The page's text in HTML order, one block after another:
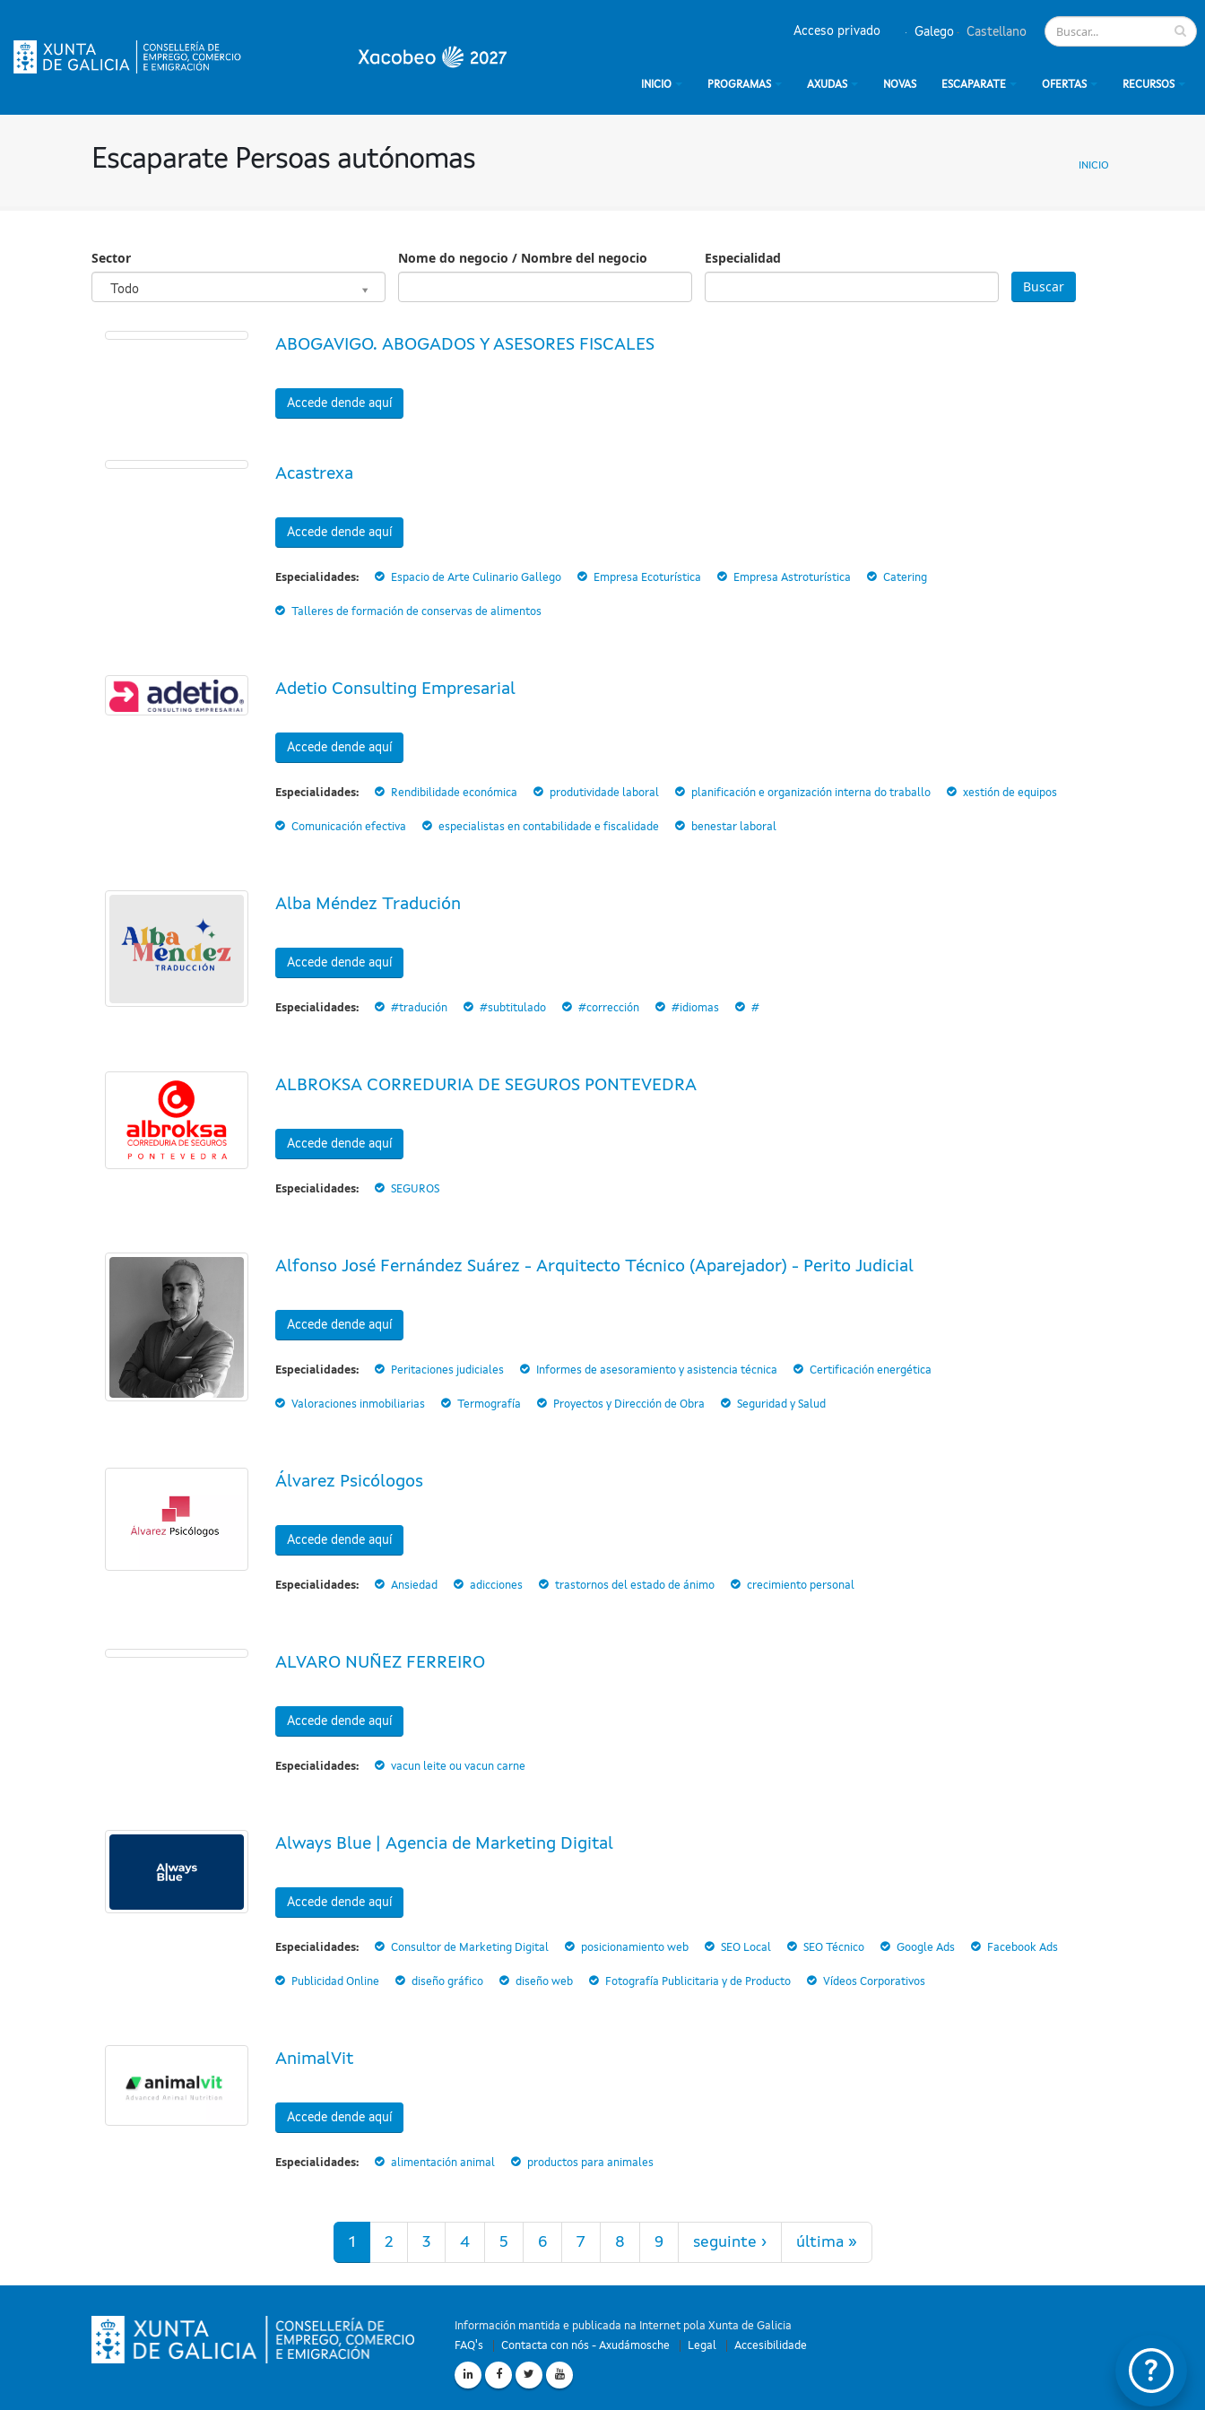
Galego Castellano
Acceso privado
INICIO PROGRAMAS AXUDAS NOVAS ESCAPARATE OFERTAS RECURSOS
Escaparate Persoas autónomas INICIO
Sector
Todo
Sector
Nome do negocio / Nombre del negocio
Especialidad
ABOGAVIGO. ABOGADOS Y ASESORES FISCALES
Accede dende aquí
Acastrexa
Accede dende aquí
Especialidades: Espacio de Arte Culinario Gallego Empresa Ecoturística Empresa Astroturística Catering
Talleres de formación de conservas de alimentos
Adetio Consulting Empresarial
Accede dende aquí
Especialidades: Rendibilidade económica produtividade laboral planificación e organización interna do traballo xestión de equipos
Comunicación efectiva especialistas en contabilidade e fiscalidade benestar laboral
Alba Méndez Tradución
Accede dende aquí
Especialidades: #tradución #subtitulado #corrección #idiomas #
ALBROKSA CORREDURIA DE SEGUROS PONTEVEDRA
Accede dende aquí
Especialidades: SEGUROS
Alfonso José Fernández Suárez - Arquitecto Técnico (Aparejador) - Perito Judicial
Accede dende aquí
Especialidades: Peritaciones judiciales Informes de asesoramiento y asistencia técnica Certificación energética
Valoraciones inmobiliarias Termografía Proyectos y Dirección de Obra Seguridad y Salud
Álvarez Psicólogos
Accede dende aquí
Especialidades: Ansiedad adicciones trastornos del estado de ánimo crecimiento personal
ALVARO NUÑEZ FERREIRO
Accede dende aquí
Especialidades: vacun leite ou vacun carne
Always Blue | Agencia de Marketing Digital
Accede dende aquí
Especialidades: Consultor de Marketing Digital posicionamiento web SEO Local SEO Técnico Google Ads Facebook Ads
Publicidad Online diseño gráfico diseño web Fotografía Publicitaria y de Producto Vídeos Corporativos
AnimalVit
Accede dende aquí
Especialidades: alimentación animal productos para animales
1 2 3 4 5 6 7 8 9 seguinte › última »
Información mantida e publicada na Internet pola Xunta de Galicia
FAQ's
Contacta con nós - Axudámosche Legal Accesibilidade